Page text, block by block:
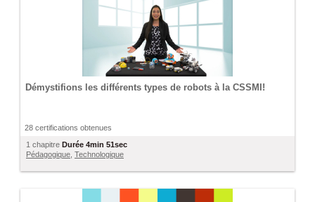
Démystifions les différents types de robots à la CSSMI!
28 certifications obtenues
1 chapitre Durée 4min 51sec
Pédagogique Technologique